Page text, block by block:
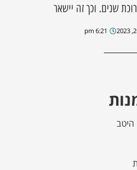
שנים. וכך זה יישאר
6:21 pm